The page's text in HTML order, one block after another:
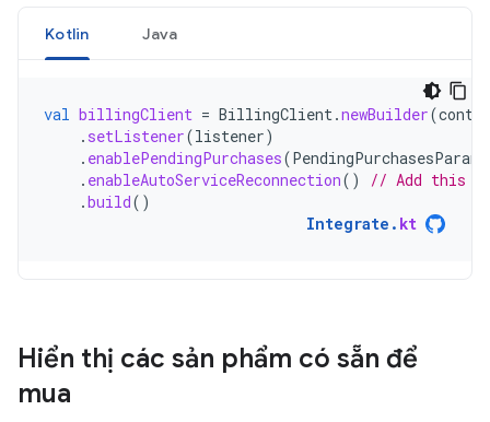
Kotlin Java
val billingClient = BillingClient.newBuilder(
. setListener(listener)
. enablePendingPurchases(PendingPurchasesParams
. enableAutoServiceReconnection()
// Add this
.build()
Integrate . kt
Hiển thị các sản phẩm có sẵn để
mua